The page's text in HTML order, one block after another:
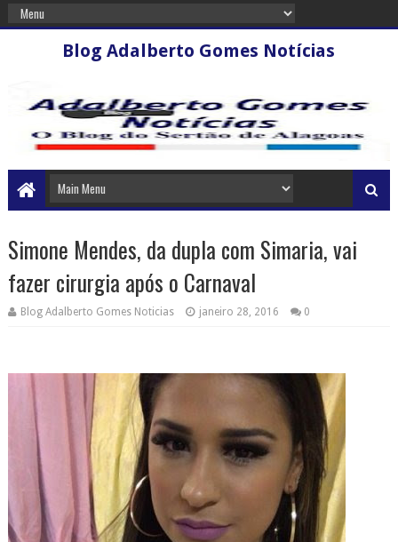
Blog Adalberto Gomes Notícias
Simone Mendes, da dupla com Simaria, vai
fazer cirurgia após o Carnaval
Blog Adalberto Gomes Noticias janeiro 28, 2016 0